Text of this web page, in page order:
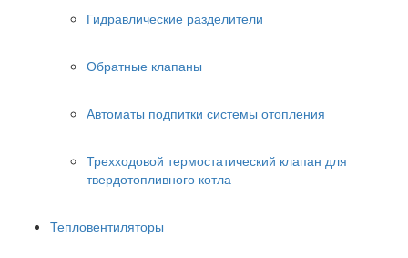
Гидравлические разделители
Обратные клапаны
Автоматы подпитки системы отопления
Трехходовой термостатический клапан для
твердотопливного котла
Тепловентиляторы